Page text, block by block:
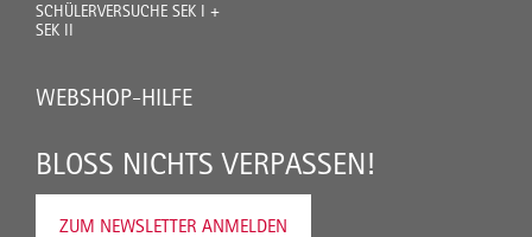
SCHÜLERVERSUCHE SEK I +
SEK II
WEBSHOP-HILFE
BLOSS NICHTS VERPASSEN!
ZUM NEWSLETTER ANMELDEN